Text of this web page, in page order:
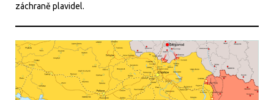
záchraně plavidel.